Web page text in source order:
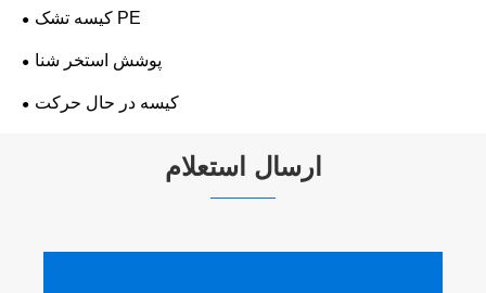
کیسه تشک PE
پوشش استخر شنا
کیسه در حال حرکت
ارسال استعلام